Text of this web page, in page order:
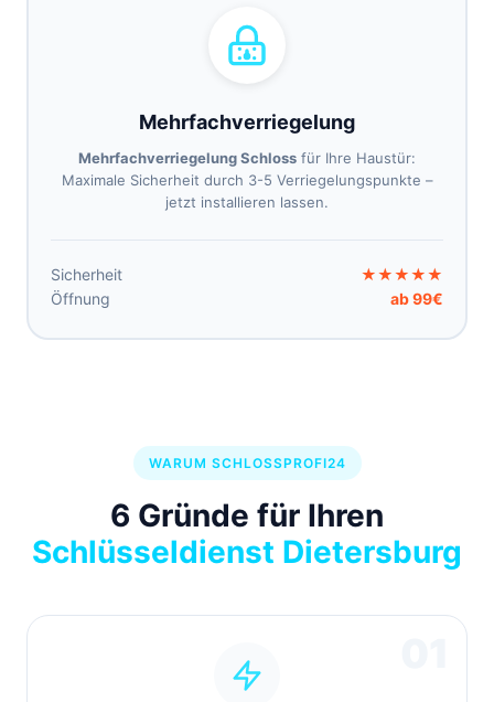
Mehrfachverriegelung
Mehrfachverriegelung Schloss für Ihre Haustür:
Maximale Sicherheit durch 3-5 Verriegelungspunkte –
jetzt installieren lassen.
Sicherheit
★★★★★
Öffnung
ab 99€
WARUM SCHLOSSPROFI24
6 Gründe für Ihren
Schlüsseldienst Dietersburg